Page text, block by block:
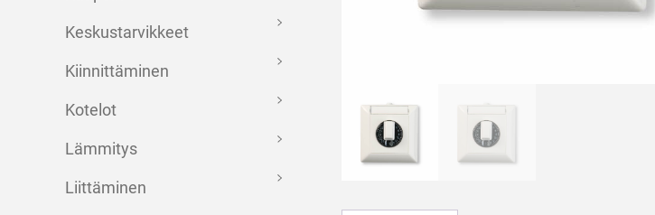
Keskustarvikkeet
Kiinnittäminen
Kotelot
Lämmitys
Liittäminen